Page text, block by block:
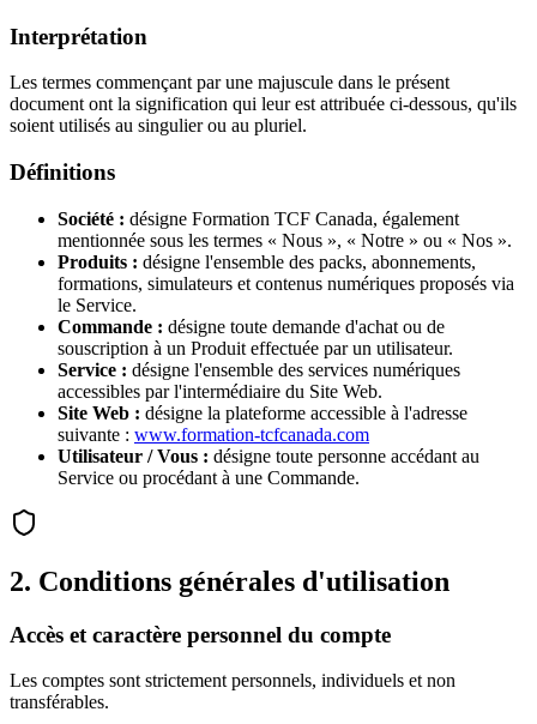
Interprétation
Les termes commençant par une majuscule dans le présent
document ont la signification qui leur est attribuée ci-dessous, qu'ils
soient utilisés au singulier ou au pluriel.
Définitions
Société : désigne Formation TCF Canada, également
mentionnée sous les termes « Nous », « Notre » ou « Nos ».
Produits : désigne l'ensemble des packs, abonnements,
formations, simulateurs et contenus numériques proposés via
le Service.
Commande : désigne toute demande d'achat ou de
souscription à un Produit effectuée par un utilisateur.
Service : désigne l'ensemble des services numériques
accessibles par l'intermédiaire du Site Web.
Site Web : désigne la plateforme accessible à l'adresse
suivante : www.formation-tcfcanada.com
Utilisateur / Vous : désigne toute personne accédant au
Service ou procédant à une Commande.
2. Conditions générales d'utilisation
Accès et caractère personnel du compte
Les comptes sont strictement personnels, individuels et non
transférables.